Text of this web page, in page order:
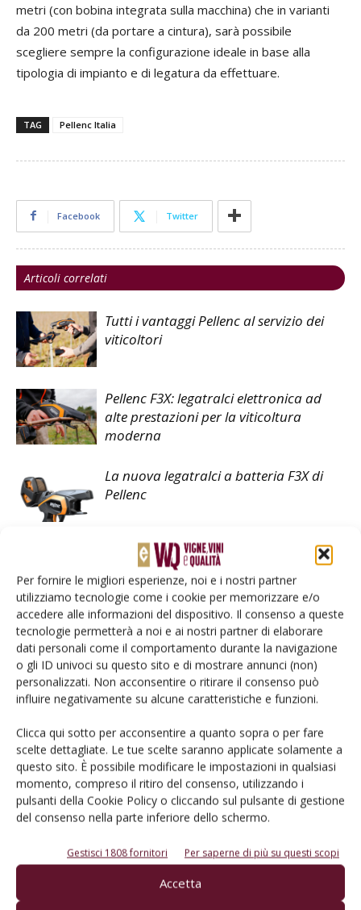
Per fornire le migliori esperienze, noi e i nostri partner
utilizziamo tecnologie come i cookie per memorizzare e/o
accedere alle informazioni del dispositivo. Il consenso a queste
tecnologie permetterà a noi e ai nostri partner di elaborare
dati personali come il comportamento durante la navigazione
o gli ID univoci su questo sito e di mostrare annunci (non)
personalizzati. Non acconsentire o ritirare il consenso può
influire negativamente su alcune caratteristiche e funzioni.
Clicca qui sotto per acconsentire a quanto sopra o per fare
scelte dettagliate. Le tue scelte saranno applicate solamente a
questo sito. È possibile modificare le impostazioni in qualsiasi
momento, compreso il ritiro del consenso, utilizzando i
pulsanti della Cookie Policy o cliccando sul pulsante di gestione
del consenso nella parte inferiore dello schermo.
Gestisci 1808 fornitori Per saperne di più su questi scopi
Accetta
metri (con bobina integrata sulla macchina) che in varianti
da 200 metri (da portare a cintura), sarà possibile
scegliere sempre la configurazione ideale in base alla
tipologia di impianto e di legatura da effettuare.
TAG Pellenc Italia
Facebook Twitter
Articoli correlati
Tutti i vantaggi Pellenc al servizio dei
viticoltori
Pellenc F3X: legatralci elettronica ad
alte prestazioni per la viticoltura
moderna
La nuova legatralci a batteria F3X di
Pellenc
LASCIA UN COMMENTO